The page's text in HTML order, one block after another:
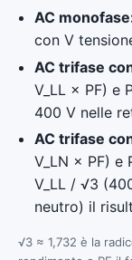
AC
con V
AC trifase
V_LL × PF) e
400 V nelle
AC trifase
V_LN × PF) e
V_LL / √3
neutro) il
√3 ≈ 1,732 è la